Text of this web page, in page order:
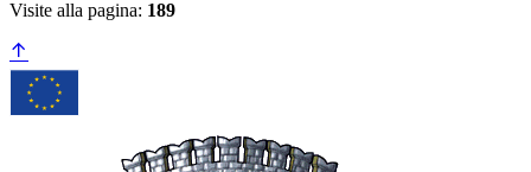
Visite alla pagina: 189